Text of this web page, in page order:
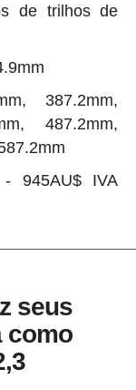
de trilhos de
387.2mm,
487.2mm,
945AU$ IVA
seus
como